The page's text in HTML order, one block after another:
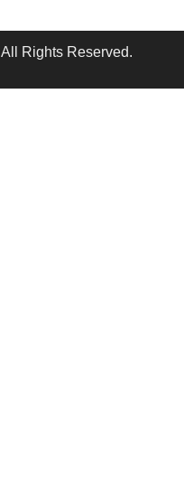
All Rights Reserved.